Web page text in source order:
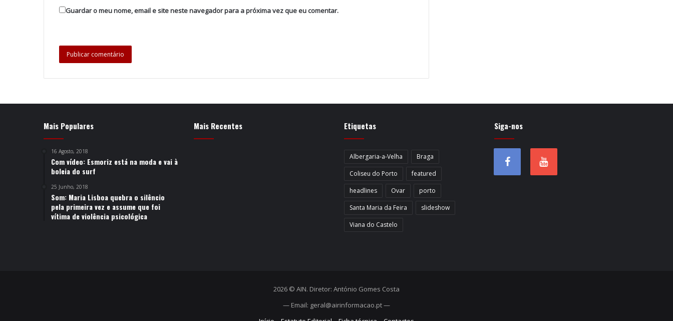
Guardar o meu nome, email e site neste navegador para a próxima vez que eu comentar.
Mais Populares
16 Agosto, 2018
Com vídeo: Esmoriz está na moda e vai à
boleia do surf
25 Junho, 2018
Som: Maria Lisboa quebra o silêncio
pela primeira vez e assume que foi
vítima de violência psicológica
Mais Recentes Etiquetas
Albergaria-a-Velha
Braga
Coliseu do Porto
featured
headlines
Ovar
porto
Santa Maria da Feira
slideshow
Viana do Castelo
Siga-nos
2026 © AIN. Diretor: António Gomes Costa
— Email: geral@airinformacao.pt —